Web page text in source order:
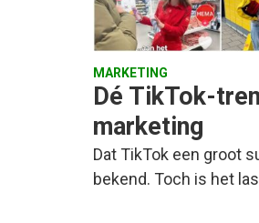
MARKETING
Dé TikTok-
marketing
Dat TikTok een groot
bekend. Toch is het